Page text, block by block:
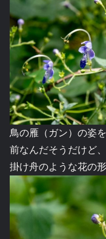
鳥の雁（ガン）の姿
前なんだそうだけど
掛け舟のような花の